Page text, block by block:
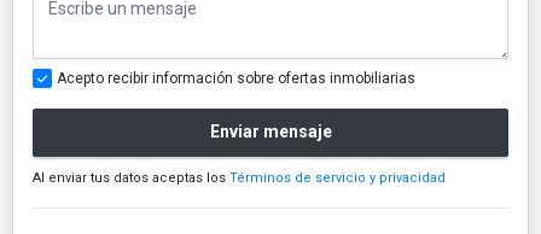
Acepto recibir información sobre ofertas inmobiliarias
Enviar mensaje
Al enviar tus datos aceptas los Términos de servicio y privacidad